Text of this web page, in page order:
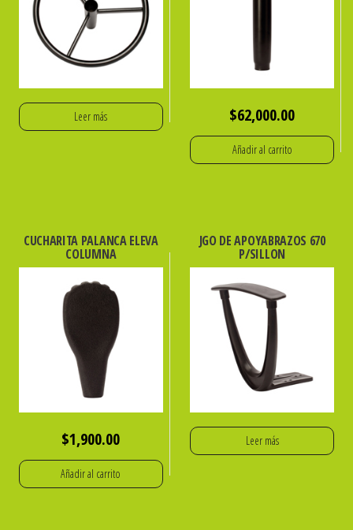
Leer más $62,000.00
Añadir al carrito
CUCHARITA PALANCA ELEVA
COLUMNA
$1,900.00
Añadir al carrito
JGO DE APOYABRAZOS 670
P/SILLON
Leer más